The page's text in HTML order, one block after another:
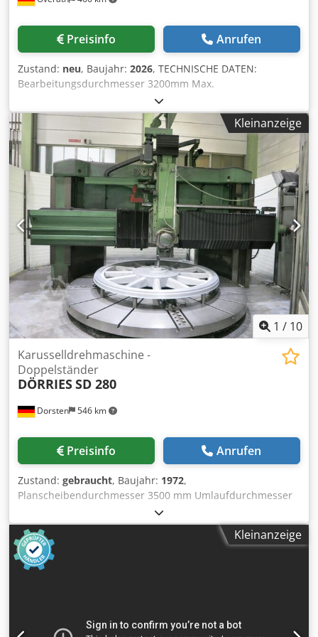
Preisinfo Anrufen
Zustand: neu, Baujahr: 2026, TECHNISCHE DATEN:
Bearbeitungsdurchmesser 3200mm Max.
Werkstueckhoehe 1600mm Max. Werkstueckgewicht
16000kg Planscheibendurchmesser 2800mm Planscheiben
Drehzahlbereich 0-80U/min Max. Planscheiben-
Drehmoment 67000Nm Leistung Hauptantrieb 75kW
AUSSTATTUNG: -1-2 Supportausfuehrung -Capto
Schnellwechselsystem oder 3-fach Stahlhalter -
Teleskopabdeckung -Zentralschmierung SKF/VOGEL
Dcsdocx Rvyspfx Ap Ijk -12 Monate Garantie -komplette
elektrische Ausruestung 230/400V,50Hz, Made-in-
Germany, CE-Norm OPTIONEN: -Maschinenumhausung -
Spaenefoerderer -Kuehlwasservorbereitung -Revolverkopf
-Angetriebene Werkzeuge -... STEUERUNG: FAGOR oder
SIEMENS SONSTIGES: Geometrie-Abnahme nach DIN8609-
3
Kleinanzeige
1 / 10
Dorsten 546 km
Karusselldrehmaschine -
Doppelständer
DÖRRIESSD 280
Preisinfo Anrufen
Zustand: gebraucht, Baujahr: 1972,
Planscheibendurchmesser 3500 mm Umlaufdurchmesser
4100 mm Drehhöhe 1400 mm Steuerung Siemens
Supportverschiebung waagerecht längs 2100
Supportverstellung 1300 mm Querbalkenverstellung 1300
mm 1990 überholt Die techn. Daten sind Hersteller- bzw.
Betreiberangaben und daher für unsunverbindlich. Einen
Maschinen im Lager über 15.000 m² Lagerfläche,
Kleinanzeige